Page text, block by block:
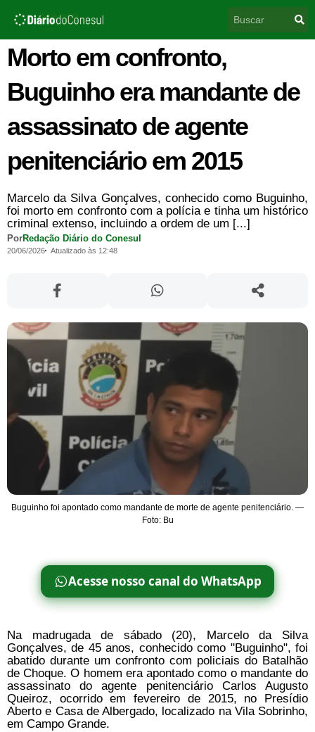
para
conteúdo
Morto em confronto,
Buguinho era mandante de
assassinato de agente
penitenciário em 2015
Marcelo da Silva Gonçalves, conhecido como Buguinho,
foi morto em confronto com a polícia e tinha um histórico
criminal extenso, incluindo a ordem de um [...]
PorRedação Diário do Conesul
20/06/2026 Atualizado às 12:48
Buguinho foi apontado como mandante de morte de agente penitenciário. —
Foto: Bu
Acesse nosso canal do WhatsApp
Na madrugada de sábado (20), Marcelo da Silva
Gonçalves, de 45 anos, conhecido como "Buguinho", foi
abatido durante um confronto com policiais do Batalhão
de Choque. O homem era apontado como o mandante do
assassinato do agente penitenciário Carlos Augusto
Queiroz, ocorrido em fevereiro de 2015, no Presídio
Aberto e Casa de Albergado, localizado na Vila Sobrinho,
em Campo Grande.